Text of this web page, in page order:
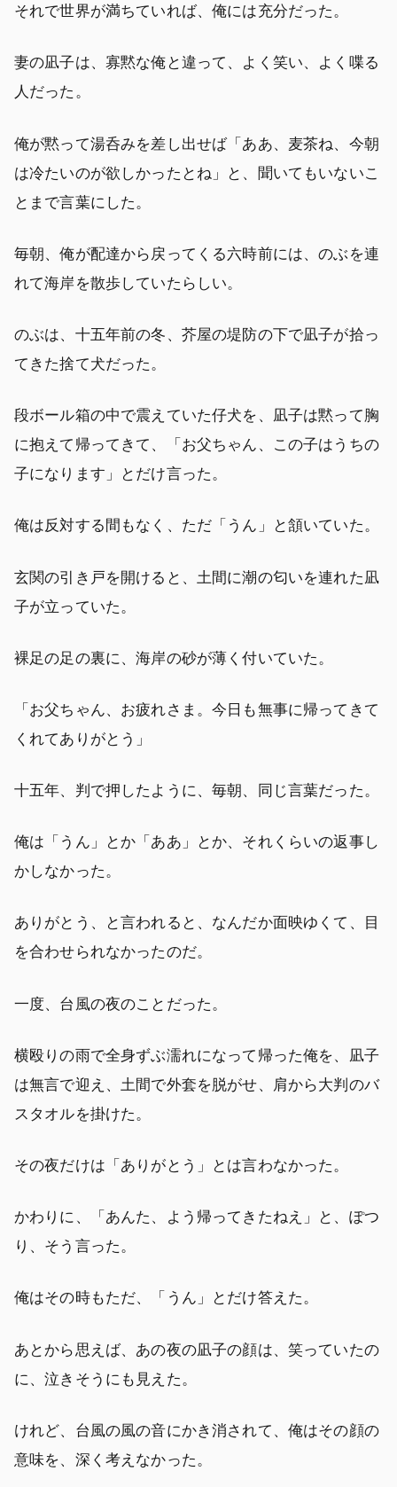
それで世界が満ちていれば、俺には充分だった。
妻の凪子は、寡黙な俺と違って、よく笑い、よく喋る
人だった。
俺が黙って湯呑みを差し出せば「ああ、麦茶ね、今朝
は冷たいのが欲しかったとね」と、聞いてもいないこ
とまで言葉にした。
毎朝、俺が配達から戻ってくる六時前には、のぶを連
れて海岸を散歩していたらしい。
のぶは、十五年前の冬、芥屋の堤防の下で凪子が拾っ
てきた捨て犬だった。
段ボール箱の中で震えていた仔犬を、凪子は黙って胸
に抱えて帰ってきて、「お父ちゃん、この子はうちの
子になります」とだけ言った。
俺は反対する間もなく、ただ「うん」と頷いていた。
玄関の引き戸を開けると、土間に潮の匂いを連れた凪
子が立っていた。
裸足の足の裏に、海岸の砂が薄く付いていた。
「お父ちゃん、お疲れさま。今日も無事に帰ってきて
くれてありがとう」
十五年、判で押したように、毎朝、同じ言葉だった。
俺は「うん」とか「ああ」とか、それくらいの返事し
かしなかった。
ありがとう、と言われると、なんだか面映ゆくて、目
を合わせられなかったのだ。
一度、台風の夜のことだった。
横殴りの雨で全身ずぶ濡れになって帰った俺を、凪子
は無言で迎え、土間で外套を脱がせ、肩から大判のバ
スタオルを掛けた。
その夜だけは「ありがとう」とは言わなかった。
かわりに、「あんた、よう帰ってきたねえ」と、ぽつ
り、そう言った。
俺はその時もただ、「うん」とだけ答えた。
あとから思えば、あの夜の凪子の顔は、笑っていたの
に、泣きそうにも見えた。
けれど、台風の風の音にかき消されて、俺はその顔の
意味を、深く考えなかった。